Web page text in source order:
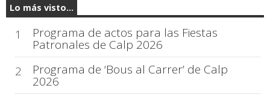
Lo más visto...
1 Programa de actos para las Fiestas
Patronales de Calp 2026
2
Programa de ‘Bous al Carrer’ de Calp
2026